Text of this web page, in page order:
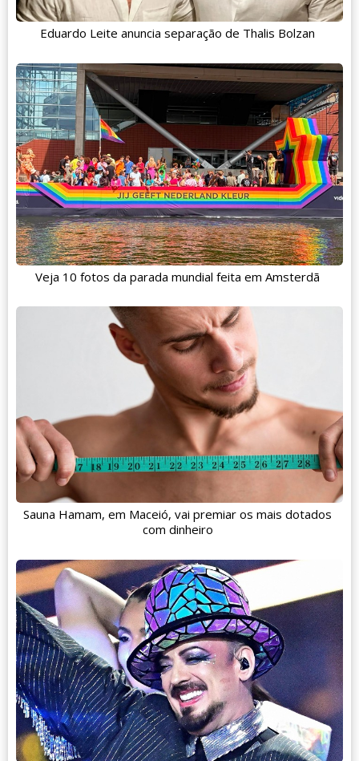
Eduardo Leite anuncia separação de Thalis Bolzan
Veja 10 fotos da parada mundial feita em Amsterdã
Sauna Hamam, em Maceió, vai premiar os mais dotados
com dinheiro